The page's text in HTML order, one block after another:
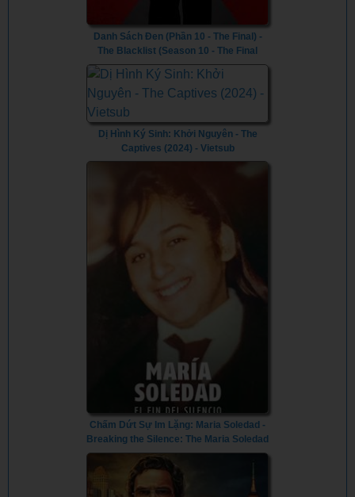
Danh Sách Đen (Phần 10 - The Final) -
The Blacklist (Season 10 - The Final
Season) (2023) - Vietsub
Dị Hình Ký Sinh: Khởi Nguyên - The
Captives (2024) - Vietsub
Chấm Dứt Sự Im Lặng: Maria Soledad -
Breaking the Silence: The Maria Soledad
Case (2024) - Vietsub